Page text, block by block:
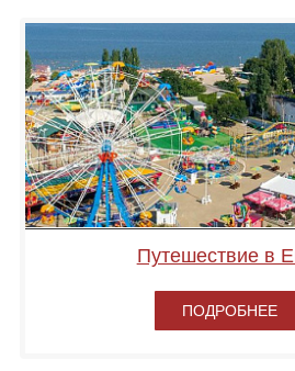
Путешествие в
ПОДРОБНЕЕ